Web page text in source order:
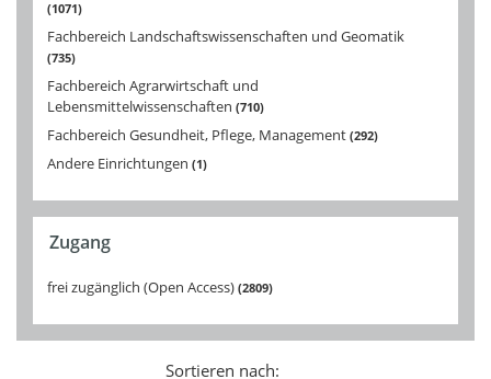
1071
Fachbereich Landschaftswissenschaften und Geomatik
735
Fachbereich Agrarwirtschaft und
Lebensmittelwissenschaften 710
Fachbereich Gesundheit, Pflege, Management 292
Andere Einrichtungen 1
Zugang
frei zugänglich (Open Access) 2809
Sortieren nach: